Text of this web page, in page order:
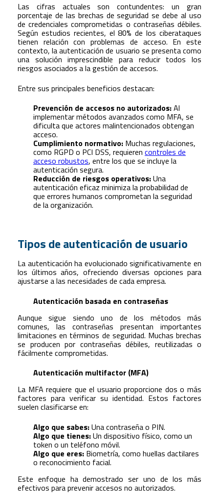
Las cifras actuales son contundentes: un gran
porcentaje de las brechas de seguridad se debe al uso
de credenciales comprometidas o contraseñas débiles.
Según estudios recientes, el 80% de los ciberataques
tienen relación con problemas de acceso. En este
contexto, la autenticación de usuario se presenta como
una solución imprescindible para reducir todos los
riesgos asociados a la gestión de accesos.
Entre sus principales beneficios destacan:
Prevención de accesos no autorizados:Al
implementar métodos avanzados como MFA, se
dificulta que actores malintencionados obtengan
acceso.
Cumplimiento normativo: Muchas regulaciones,
como RGPD o PCI DSS, requieren controles de
acceso robustos, entre los que se incluye la
autenticación segura.
Reducción de riesgos operativos:Una
autenticación eficaz minimiza la probabilidad de
que errores humanos comprometan la seguridad
de la organización.
Tipos de autenticación de usuario
La autenticación ha evolucionado significativamente en
los últimos años, ofreciendo diversas opciones para
ajustarse a las necesidades de cada empresa.
Autenticación basada en contraseñas
Aunque sigue siendo uno de los métodos más
comunes, las contraseñas presentan importantes
limitaciones en términos de seguridad. Muchas brechas
se producen por contraseñas débiles, reutilizadas o
fácilmente comprometidas.
Autenticación multifactor (MFA)
La MFA requiere que el usuario proporcione dos o más
factores para verificar su identidad. Estos factores
suelen clasificarse en:
Algo que sabes:Una contraseña o PIN.
Algo que tienes:Un dispositivo físico, como un
token o un teléfono móvil.
Algo que eres: Biometría, como huellas dactilares
o reconocimiento facial.
Este enfoque ha demostrado ser uno de los más
efectivos para prevenir accesos no autorizados.